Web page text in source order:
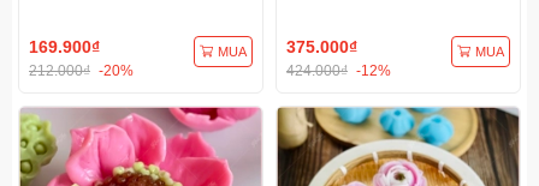
169.900₫
212.000₫ -20%
MUA 375.000₫
424.000₫ -12%
MUA